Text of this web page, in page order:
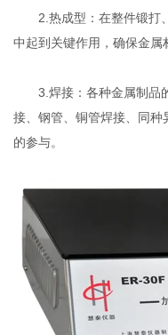
2.热成型：在整件锻打、
中起到关键作用，确保金属
3.焊接：各种金属制品
接、钢管、铜管焊接、同种
的参与。